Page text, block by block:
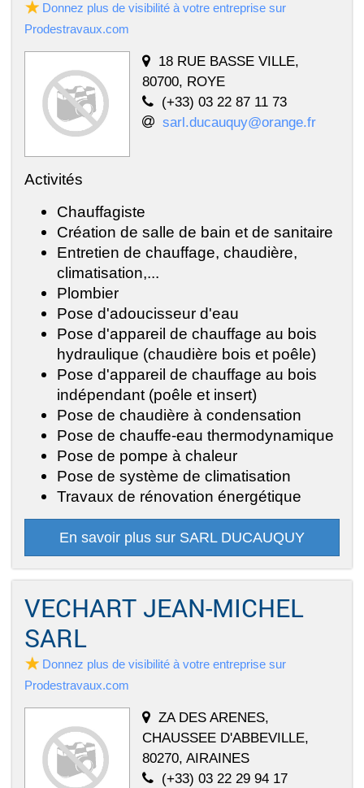
Donnez plus de visibilité à votre entreprise sur
Prodestravaux.com
18 RUE BASSE VILLE,
80700, ROYE
(+33) 03 22 87 11 73
sarl.ducauquy@orange.fr
Activités
Chauffagiste
Création de salle de bain et de sanitaire
Entretien de chauffage, chaudière,
climatisation,...
Plombier
Pose d'adoucisseur d'eau
Pose d'appareil de chauffage au bois
hydraulique (chaudière bois et poêle)
Pose d'appareil de chauffage au bois
indépendant (poêle et insert)
Pose de chaudière à condensation
Pose de chauffe-eau thermodynamique
Pose de pompe à chaleur
Pose de système de climatisation
Travaux de rénovation énergétique
En savoir plus sur SARL DUCAUQUY
VECHART JEAN-MICHEL
SARL
Donnez plus de visibilité à votre entreprise sur
Prodestravaux.com
ZA DES ARENES,
CHAUSSEE D'ABBEVILLE,
80270, AIRAINES
(+33) 03 22 29 94 17